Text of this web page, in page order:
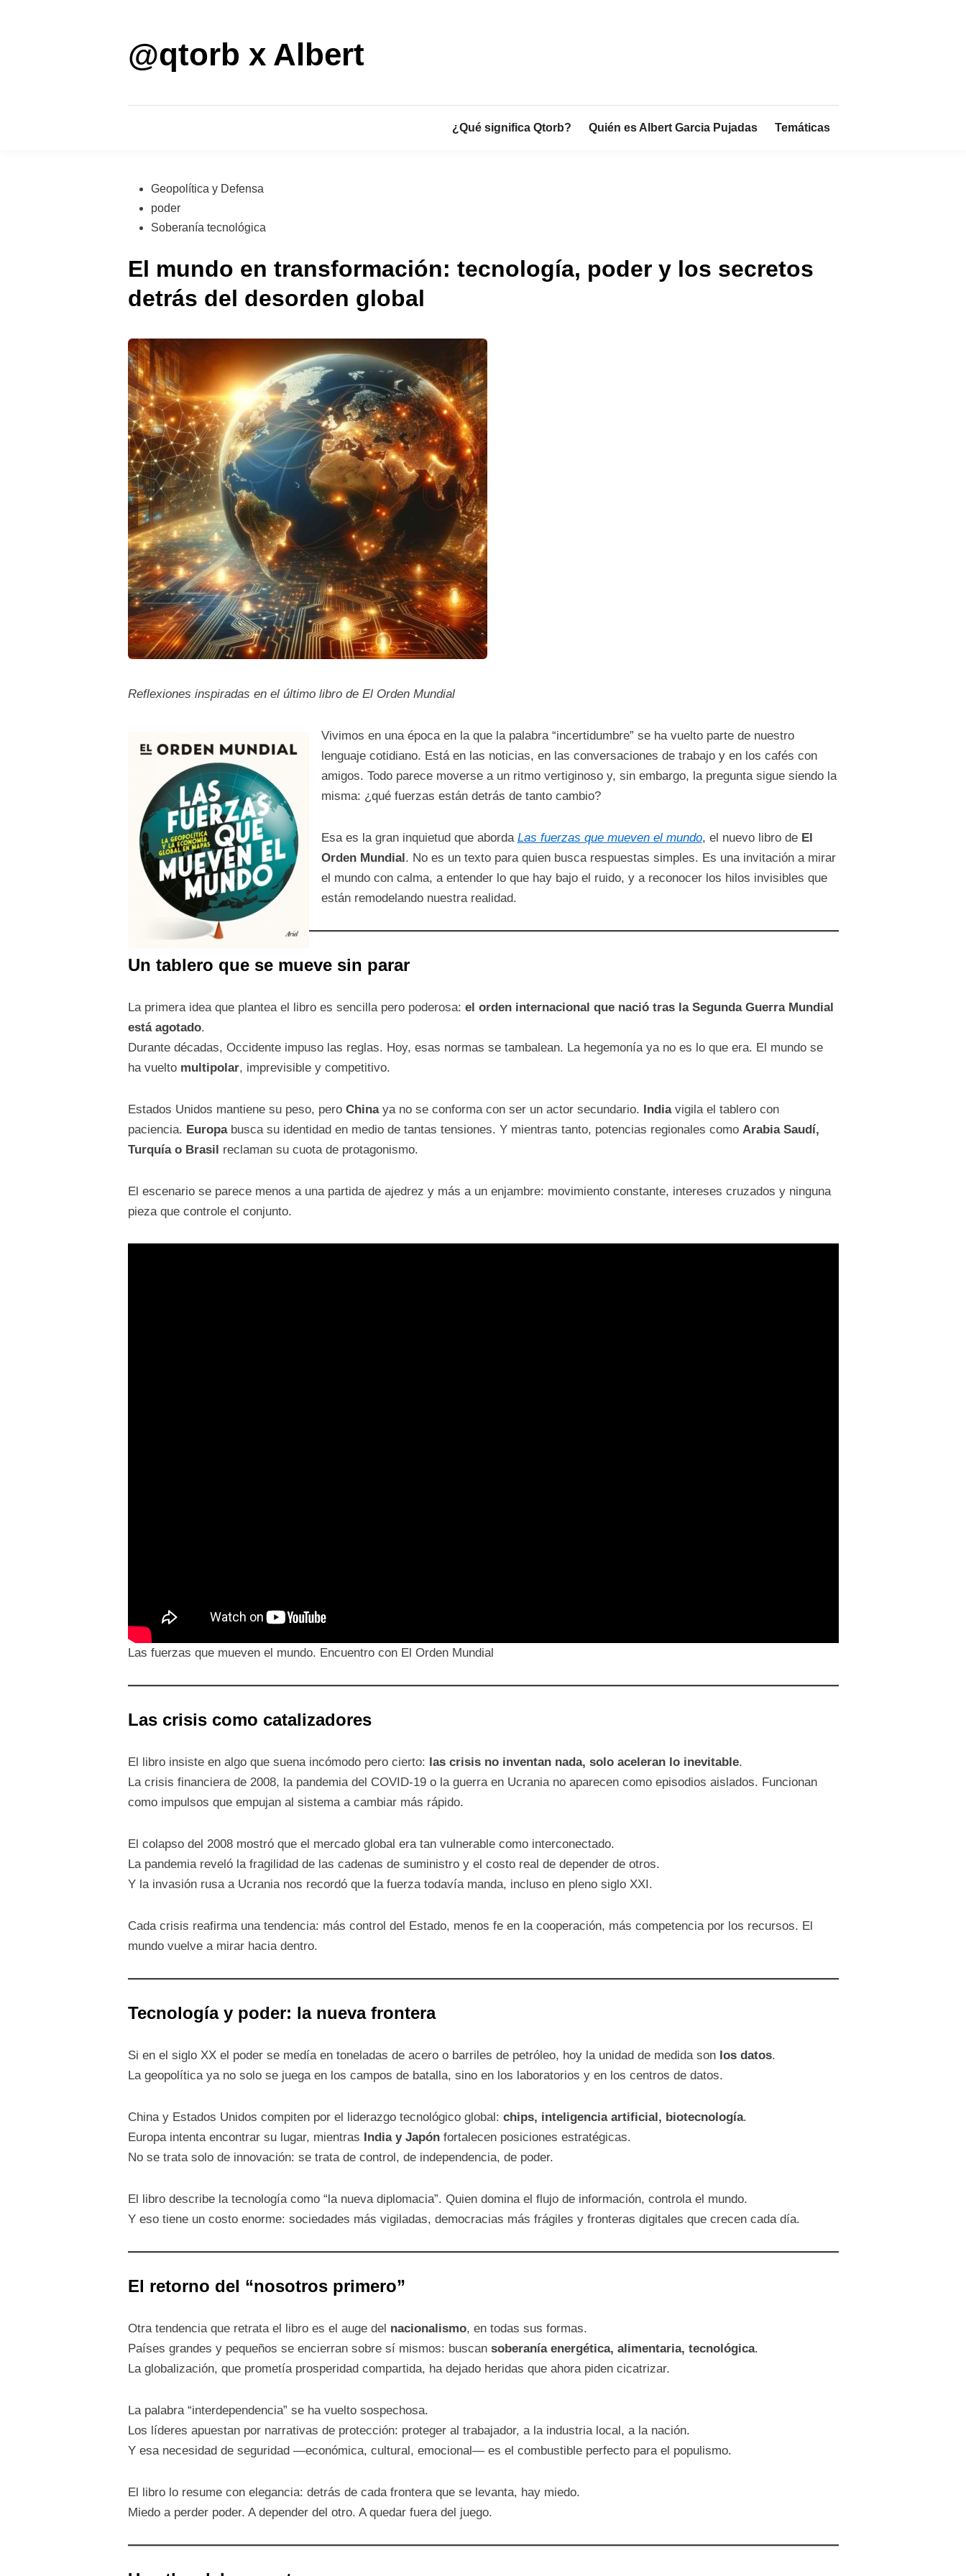
@qtorb x Albert
¿Qué significa Qtorb? Quién es Albert Garcia Pujadas Temáticas
Publicado
en
Geopolítica y Defensa
poder
Soberanía tecnológica
El mundo en transformación: tecnología, poder y los secretos
detrás del desorden global
Reflexiones inspiradas en el último libro de El Orden Mundial
Vivimos en una época en la que la palabra “incertidumbre” se ha vuelto parte de nuestro
lenguaje cotidiano. Está en las noticias, en las conversaciones de trabajo y en los cafés con
amigos. Todo parece moverse a un ritmo vertiginoso y, sin embargo, la pregunta sigue siendo la
misma: ¿qué fuerzas están detrás de tanto cambio?
Esa es la gran inquietud que aborda Las fuerzas que mueven el mundo, el nuevo libro de El
Orden Mundial. No es un texto para quien busca respuestas simples. Es una invitación a mirar
el mundo con calma, a entender lo que hay bajo el ruido, y a reconocer los hilos invisibles que
están remodelando nuestra realidad.
Un tablero que se mueve sin parar
La primera idea que plantea el libro es sencilla pero poderosa: el orden internacional que nació tras la Segunda Guerra Mundial
está agotado.
Durante décadas, Occidente impuso las reglas. Hoy, esas normas se tambalean. La hegemonía ya no es lo que era. El mundo se
ha vuelto multipolar, imprevisible y competitivo.
Estados Unidos mantiene su peso, pero Chinaya no se conforma con ser un actor secundario. Indiavigila el tablero con
paciencia. Europabusca su identidad en medio de tantas tensiones. Y mientras tanto, potencias regionales como Arabia Saudí,
Turquía o Brasil reclaman su cuota de protagonismo.
El escenario se parece menos a una partida de ajedrez y más a un enjambre: movimiento constante, intereses cruzados y ninguna
pieza que controle el conjunto.
Las fuerzas que mueven el mundo. Encuentro con El Orden Mundial
Las crisis como catalizadores
El libro insiste en algo que suena incómodo pero cierto: las crisis no inventan nada, solo aceleran lo inevitable.
La crisis financiera de 2008, la pandemia del COVID-19 o la guerra en Ucrania no aparecen como episodios aislados. Funcionan
como impulsos que empujan al sistema a cambiar más rápido.
El colapso del 2008 mostró que el mercado global era tan vulnerable como interconectado.
La pandemia reveló la fragilidad de las cadenas de suministro y el costo real de depender de otros.
Y la invasión rusa a Ucrania nos recordó que la fuerza todavía manda, incluso en pleno siglo XXI.
Cada crisis reafirma una tendencia: más control del Estado, menos fe en la cooperación, más competencia por los recursos. El
mundo vuelve a mirar hacia dentro.
Tecnología y poder: la nueva frontera
Si en el siglo XX el poder se medía en toneladas de acero o barriles de petróleo, hoy la unidad de medida son los datos.
La geopolítica ya no solo se juega en los campos de batalla, sino en los laboratorios y en los centros de datos.
China y Estados Unidos compiten por el liderazgo tecnológico global: chips, inteligencia artificial, biotecnología.
Europa intenta encontrar su lugar, mientras
India y Japónfortalecen posiciones estratégicas.
No se trata solo de innovación: se trata de control, de independencia, de poder.
El libro describe la tecnología como “la nueva diplomacia”. Quien domina el flujo de información, controla el mundo.
Y eso tiene un costo enorme: sociedades más vigiladas, democracias más frágiles y fronteras digitales que crecen cada día.
El retorno del “nosotros primero”
Otra tendencia que retrata el libro es el auge del nacionalismo, en todas sus formas.
Países grandes y pequeños se encierran sobre sí mismos: buscan soberanía energética, alimentaria, tecnológica.
La globalización, que prometía prosperidad compartida, ha dejado heridas que ahora piden cicatrizar.
La palabra “interdependencia” se ha vuelto sospechosa.
Los líderes apuestan por narrativas de protección: proteger al trabajador, a la industria local, a la nación.
Y esa necesidad de seguridad —económica, cultural, emocional— es el combustible perfecto para el populismo.
El libro lo resume con elegancia: detrás de cada frontera que se levanta, hay miedo.
Miedo a perder poder. A depender del otro. A quedar fuera del juego.